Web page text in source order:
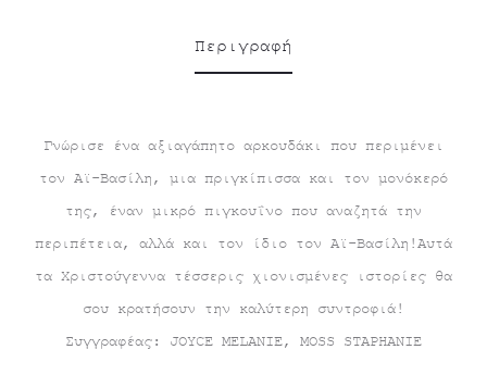
Περιγραφή
Γνώρισε ένα αξιαγάπητο αρκουδάκι που περιμένει
τον Αϊ-Βασίλη, μια πριγκίπισσα και τον μονόκερό
της, έναν μικρό πιγκουΐνο που αναζητά την
περιπέτεια, αλλά και τον ίδιο τον Αϊ-Βασίλη!Αυτά
τα Χριστούγεννα τέσσερις χιονισμένες ιστορίες θα
σου κρατήσουν την καλύτερη συντροφιά!
Συγγραφέας: JOYCE MELANIE, MOSS STAPHANIE